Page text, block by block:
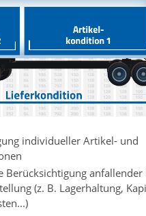
individueller Artikel- und
Berücksichtigung anfallender
(z. B. Lagerhaltung,